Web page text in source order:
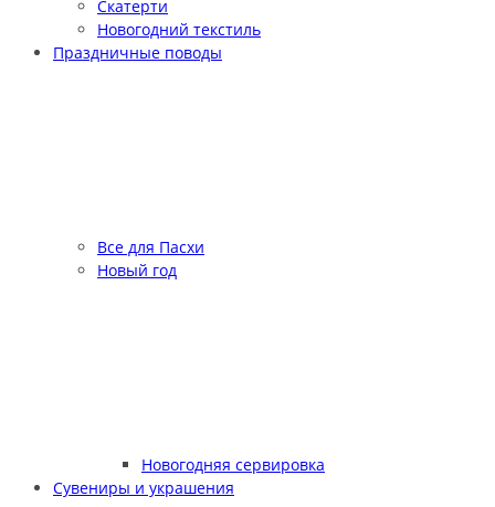
Скатерти
Новогодний текстиль
Праздничные поводы
Все для Пасхи
Новый год
Новогодняя сервировка
Сувениры и украшения